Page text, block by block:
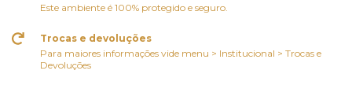
Este ambiente é 100% protegido e seguro.
Trocas e devoluções
Para maiores informações vide menu > Institucional > Trocas e
Devoluções